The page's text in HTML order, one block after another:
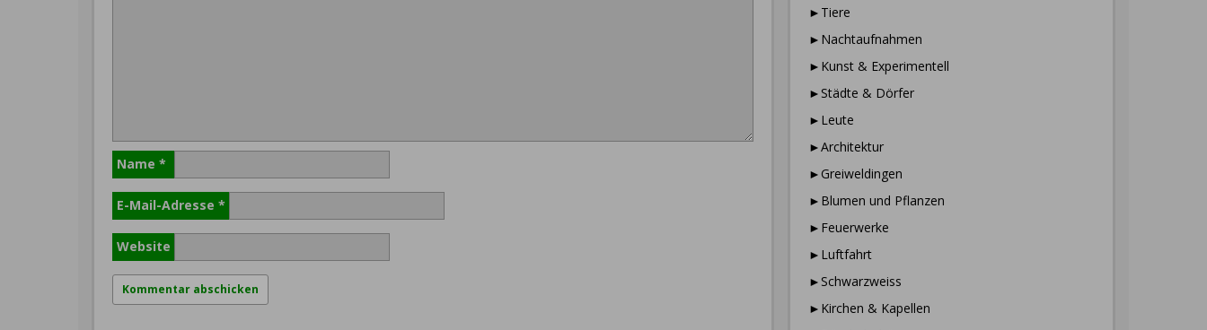
Name *
E-Mail-Adresse *
Website
►Tiere
►Nachtaufnahmen
►Kunst & Experimentell
►Städte & Dörfer
►Leute
►Architektur
►Greiweldingen
►Blumen und Pflanzen
►Feuerwerke
►Luftfahrt
►Schwarzweiss
►Kirchen & Kapellen